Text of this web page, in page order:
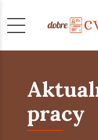
pracy